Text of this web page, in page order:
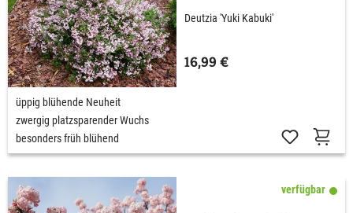
Deutzia 'Yuki Kabuki'
16,99 €
üppig blühende Neuheit
zwergig platzsparender Wuchs
besonders früh blühend
verfügbar